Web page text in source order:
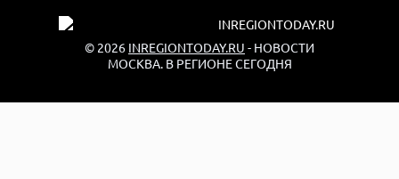
© 2026 INREGIONTODAY.RU - НОВОСТИ
МОСКВА. В РЕГИОНЕ СЕГОДНЯ